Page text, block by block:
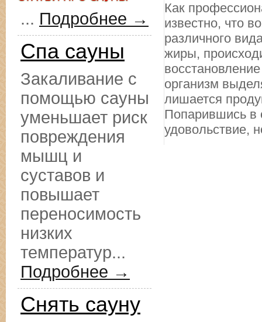
Как
известно, что
различного
жиры,
организм
лишается
Попарившись в
удовольствие,
... Подробнее →
Спа сауны
Закаливание с
помощью сауны
уменьшает риск
повреждения
мышц и
суставов и
повышает
переносимость
низких
температур...
Подробнее →
Снять сауну